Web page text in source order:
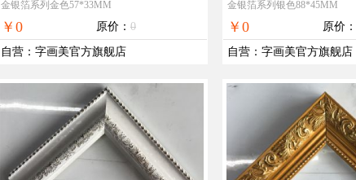
金银箔系列金色57*33MM
￥0 原价： 0
自营 ： 字画美官方旗舰店
金银箔系列银色88*45MM
￥0 原价：
自营 ： 字画美官方旗舰店